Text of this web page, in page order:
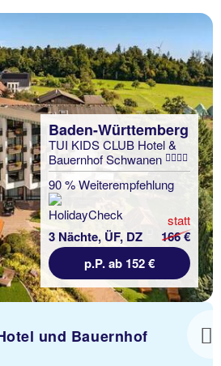
Baden-Württemberg
TUI KIDS CLUB Hotel &
Bauernhof Schwanen
90 % Weiterempfehlung
3 Nächte, ÜF, DZ
statt
166 €
p.P. ab 152 €
und Bauernhof